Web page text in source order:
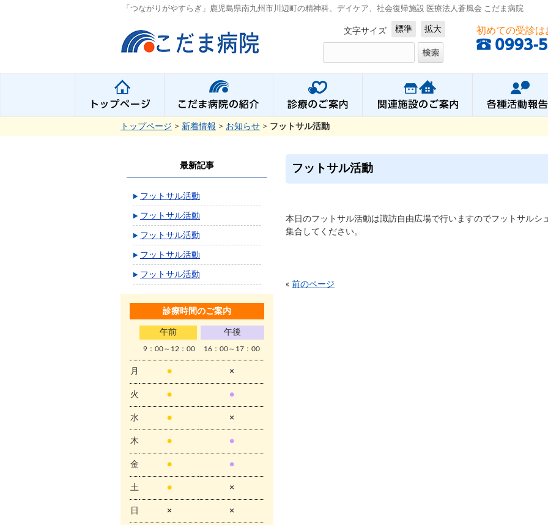
「つながりがやすらぎ」鹿児島県南九州市川辺町の精神科、デイケア、社会復帰施設 医療法人蒼風会 こだま病院
文字サイズ 標準 拡大 初めての受診は
トップページ > 新着情報 > お知らせ > フットサル活動
フットサル活動
本日のフットサル活動は諏訪自由広場で行いますのでフットサルシ
集合してください。
« 前のページ
最新記事
フットサル活動
フットサル活動
フットサル活動
フットサル活動
フットサル活動
診療時間のご案内
午前 午後
9：00～12：00 16：00～17：00
月 ● ×
火 ● ●
水 ● ×
木 ● ●
金 ● ●
土 ● ×
日 × ×